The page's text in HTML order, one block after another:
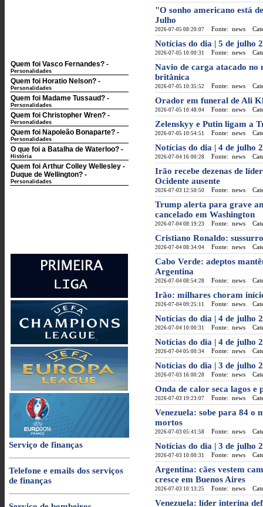
Quem foi Vasco Fernandes? -
Personalidades
Quem foi Horatio Nelson? -
Personalidades
Quem foi Madame Tussaud? -
Personalidades
Quem foi Christopher Wren? -
Personalidades
Quem foi Napoleão Bonaparte? -
Personalidades
O que foi a Batalha de Waterloo? -
História
Quem foi Arthur Colley Wellesley -
Duque de Wellington? -
Personalidades
Serviço de finanças
Telefone e emails dos serviços
de finanças
"O sonho americano está
Julho
2026-07-05 08:20:07 Fonte: news
Notícias do dia | 5 de julho
2026-07-05 10:00:31 Fonte: news
Navio de carga atacado
britânica
2026-07-05 10:35:52 Fonte: news
Orador em funeral de Ali
2026-07-05 10:48:04 Fonte: news
Zelenskyy e Putin ligam a
2026-07-05 10:54:51 Fonte: news
Notícias do dia | 4 de julho
2026-07-04 16:00:28 Fonte: news
Irão recebe dezenas de
Ocidente ausente
2026-07-03 12:50:50 Fonte: news
Trump alerta para grave
cancelado em Washington
2026-07-04 08:19:23 Fonte: news
Cristiano Ronaldo:
2026-07-04 08:34:04 Fonte: news
Cabo Verde: adeptos
Argentina
2026-07-04 08:54:28 Fonte: news
Irão: milhares choram
2026-07-04 09:25:11 Fonte: news
Notícias do dia | 4 de julho
2026-07-04 10:00:31 Fonte: news
Notícias do dia | 4 de julho
2026-07-04 05:00:34 Fonte: news
Notícias do dia | 3 de julho
2026-07-03 16:00:28 Fonte: news
Onda de calor seca lagos
2026-07-03 19:23:07 Fonte: news
Venezuela: sobe para 84 o
mortos
2026-07-03 05:41:58 Fonte: news
Notícias do dia | 3 de julho
2026-07-03 10:00:31 Fonte: news
Argentina: cães vestem
cresce em Buenos Aires
2026-07-03 10:13:25 Fonte: news
Venezuela: líder interina